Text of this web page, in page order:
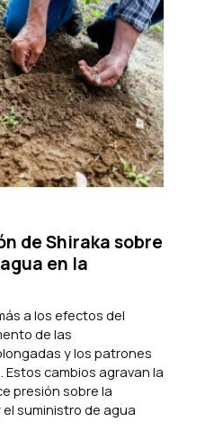
de Shiraka sobre
en la
a los efectos del
de las
y los patrones
cambios agravan la
presión sobre la
suministro de agua